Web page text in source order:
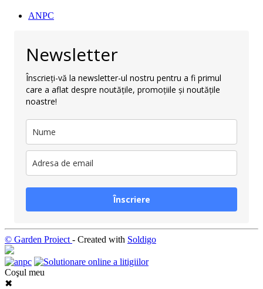
ANPC
Newsletter
Înscrieți-vă la newsletter-ul nostru pentru a fi primul
care a aflat despre noutățile, promoțiile și noutățile
noastre!
Înscriere
© Garden Proiect - Created with Soldigo
Coşul meu
✖